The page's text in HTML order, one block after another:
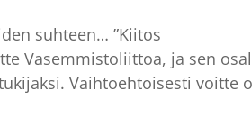
suhteen… ”Kiitos
Vasemmistoliittoa, ja sen
Vaihtoehtoisesti voitte